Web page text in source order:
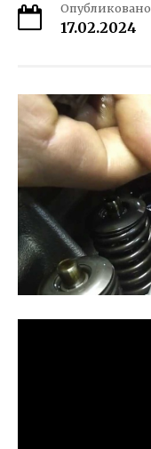
Опубликовано
17.02.2024